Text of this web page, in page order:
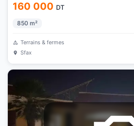
160 000 DT
850 m²
Terrains & fermes
Sfax